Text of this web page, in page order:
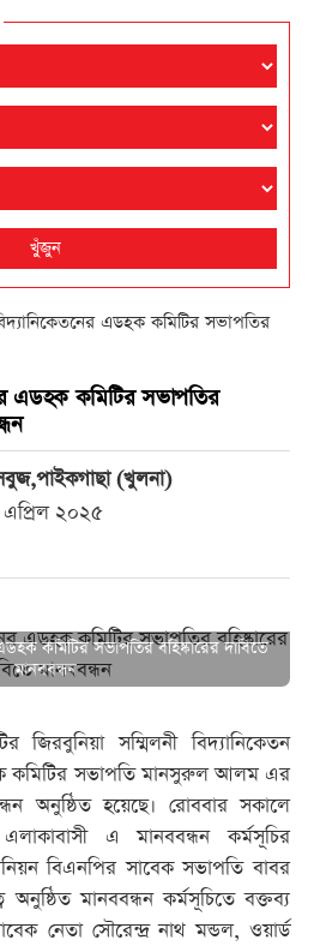
খুঁজুন
এডহক কমিটির সভাপতির
এডহক কমিটির সভাপতির
(খুলনা)
এপ্রিল ২০২৫
কমিটির সভাপতির বহিষ্কারের দাবিতে
মানববন্ধন
জিরবুনিয়া সম্মিলনী বিদ্যানিকেতন
কমিটির সভাপতি মানসুরুল আলম এর
অনুষ্ঠিত হয়েছে। রোববার সকালে
এ মানববন্ধন কর্মসূচির
বিএনপির সাবেক সভাপতি বাবর
মানববন্ধন কর্মসূচিতে বক্তব্য
নেতা সৌরেন্দ্র নাথ মন্ডল, ওয়ার্ড